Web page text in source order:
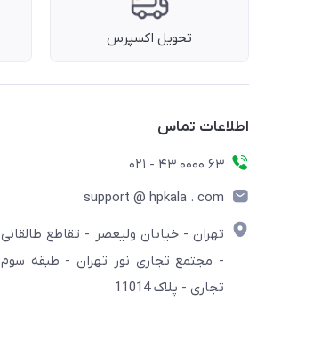
تحویل اکسپرس
اطلاعات تماس
63 0000 43 - 021
support @ hpkala . com
تهران - خیابان ولیعصر - تقاطع طالقانی
- مجتمع تجاری نور تهران - طبقه سوم
تجاری - پلاک 11014